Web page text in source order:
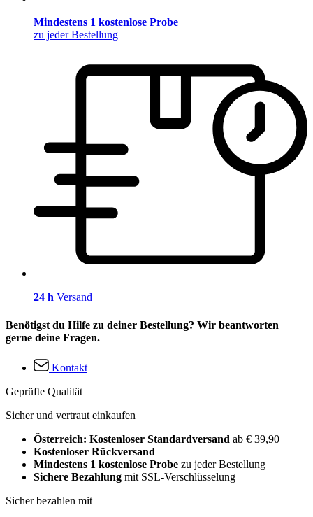
Mindestens 1 kostenlose Probe
zu jeder Bestellung
24 h Versand
Benötigst du Hilfe zu deiner Bestellung? Wir beantworten
gerne deine Fragen.
Kontakt
Geprüfte Qualität
Sicher und vertraut einkaufen
Österreich: Kostenloser Standardversand ab € 39,90
Kostenloser Rückversand
Mindestens 1 kostenlose Probe zu jeder Bestellung
Sichere Bezahlung mit SSL-Verschlüsselung
Sicher bezahlen mit